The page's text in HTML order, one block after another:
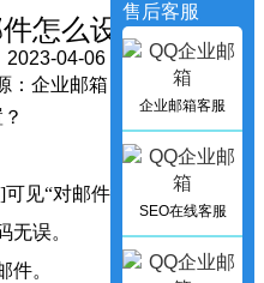
怎么设置？
04-06 20:04:46 访问
：企业邮箱
见“对邮件加密”，设置密
无误。
件。
售后客服
企业邮箱客服
SEO在线客服